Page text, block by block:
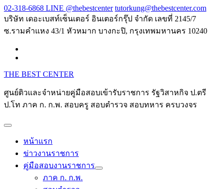
Skip
to
02-318-6868 LINE @thebestcenter tutorkung@thebestcenter.com
บริษัท เดอะเบสท์เซ็นเตอร์ อินเตอร์กรุ๊ป จำกัด เลขที่ 2145/7
ซ.รามคำแหง 43/1 หัวหมาก บางกะปิ, กรุงเทพมหานคร 10240
THE BEST CENTER
ศูนย์ติวและจำหน่ายคู่มือสอบเข้ารับราชการ รัฐวิสาหกิจ ป.ตรี
ป.โท ภาค ก. ก.พ. สอบครู สอบตำรวจ สอบทหาร ครบวงจร
หน้าแรก
ข่าวงานราชการ
คู่มือสอบงานราชการ
ภาค ก. ก.พ.